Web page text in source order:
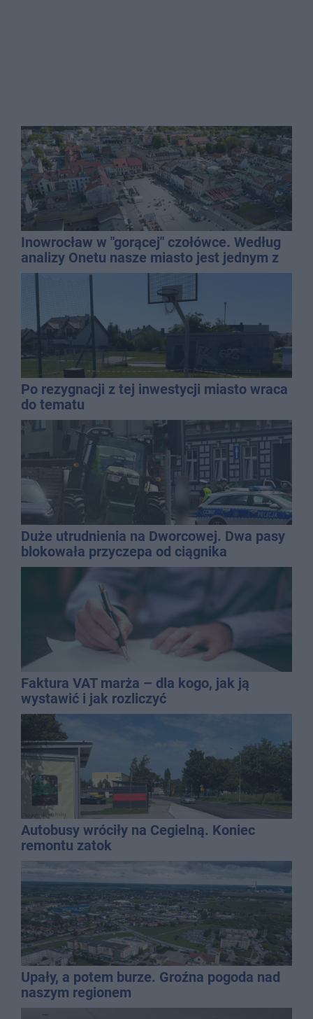
Inowrocław w "gorącej" czołówce. Według
analizy Onetu nasze miasto jest jednym z
najbardziej narażonych na upały
Po rezygnacji z tej inwestycji miasto wraca
do tematu
Duże utrudnienia na Dworcowej. Dwa pasy
blokowała przyczepa od ciągnika
Faktura VAT marża – dla kogo, jak ją
wystawić i jak rozliczyć
Autobusy wróciły na Cegielną. Koniec
remontu zatok
Upały, a potem burze. Groźna pogoda nad
naszym regionem